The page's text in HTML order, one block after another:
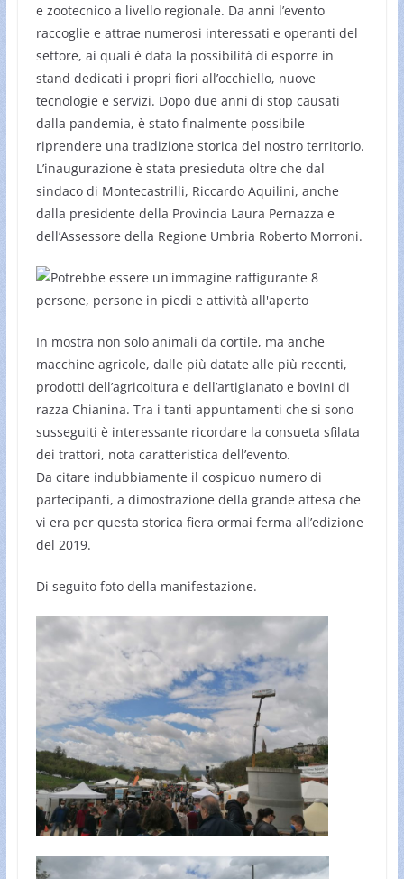
e zootecnico a livello regionale. Da anni l’evento
raccoglie e attrae numerosi interessati e operanti del
settore, ai quali è data la possibilità di esporre in
stand dedicati i propri fiori all’occhiello, nuove
tecnologie e servizi. Dopo due anni di stop causati
dalla pandemia, è stato finalmente possibile
riprendere una tradizione storica del nostro territorio.
L’inaugurazione è stata presieduta oltre che dal
sindaco di Montecastrilli, Riccardo Aquilini, anche
dalla presidente della Provincia Laura Pernazza e
dell’Assessore della Regione Umbria Roberto Morroni.
In mostra non solo animali da cortile, ma anche
macchine agricole, dalle più datate alle più recenti,
prodotti dell’agricoltura e dell’artigianato e bovini di
razza Chianina. Tra i tanti appuntamenti che si sono
susseguiti è interessante ricordare la consueta sfilata
dei trattori, nota caratteristica dell’evento.
Da citare indubbiamente il cospicuo numero di
partecipanti, a dimostrazione della grande attesa che
vi era per questa storica fiera ormai ferma all’edizione
del 2019.
Di seguito foto della manifestazione.